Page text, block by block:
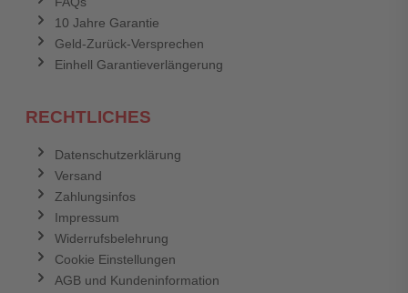
10 Jahre Garantie
Geld-Zurück-Versprechen
Einhell Garantieverlängerung
RECHTLICHES
Datenschutzerklärung
Versand
Zahlungsinfos
Impressum
Widerrufsbelehrung
Cookie Einstellungen
AGB und Kundeninformation